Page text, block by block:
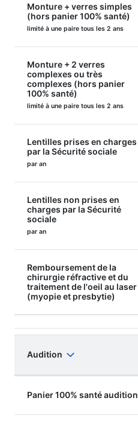
Monture + verres simples
(hors panier 100% santé)
limité à une paire tous les 2 ans
Monture + 2 verres
complexes ou très
complexes (hors panier
100% santé)
limité à une paire tous les 2 ans
Lentilles prises en charges
par la Sécurité sociale
par an
Lentilles non prises en
charges par la Sécurité
sociale
par an
Remboursement de la
chirurgie réfractive et du
traitement de l'oeil au laser
(myopie et presbytie)
Audition
Panier 100% santé audition